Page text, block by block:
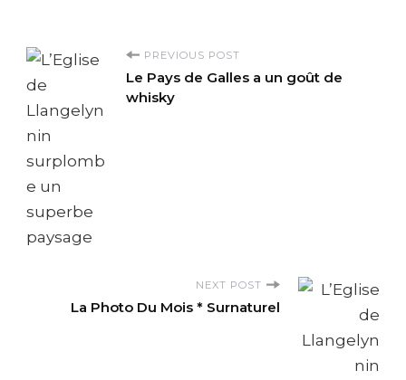
P
o
s
t
N
PREVIOUS POST
Le Pays de Galles a un goût de
whisky
NEXT POST
La Photo Du Mois * Surnaturel